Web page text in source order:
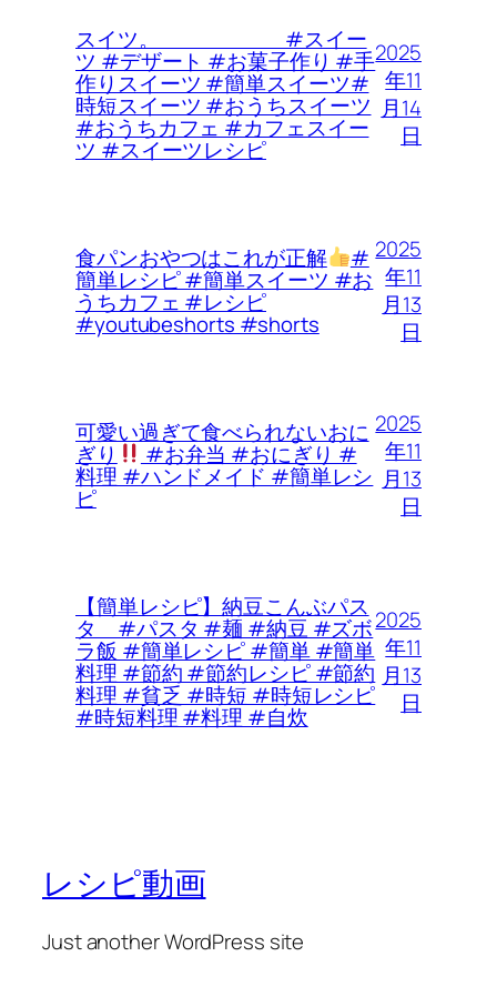
スイツ。 #スイー
ツ #デザート #お菓子作り #手
作りスイーツ #簡単スイーツ#
時短スイーツ #おうちスイーツ
#おうちカフェ #カフェスイー
ツ #スイーツレシピ
2025
年11
月14
日
食パンおやつはこれが正解 #
簡単レシピ #簡単スイーツ #お
うちカフェ #レシピ
#youtubeshorts #shorts
2025
年11
月13
日
可愛い過ぎて食べられないおに
ぎり #お弁当 #おにぎり #
料理 #ハンドメイド #簡単レシ
ピ
2025
年11
月13
日
【簡単レシピ】納豆こんぶパス
タ #パスタ #麺 #納豆 #ズボ
ラ飯 #簡単レシピ #簡単 #簡単
料理 #節約 #節約レシピ #節約
料理 #貧乏 #時短 #時短レシピ
#時短料理 #料理 #自炊
2025
年11
月13
日
レシピ動画
Just another WordPress site